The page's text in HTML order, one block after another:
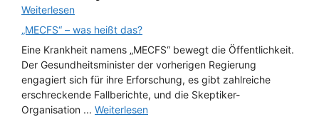
Weiterlesen
„MECFS“ – was heißt das?
Eine Krankheit namens „MECFS“ bewegt die Öffentlichkeit.
Der Gesundheitsminister der vorherigen Regierung
engagiert sich für ihre Erforschung, es gibt zahlreiche
erschreckende Fallberichte, und die Skeptiker-
Organisation ... Weiterlesen